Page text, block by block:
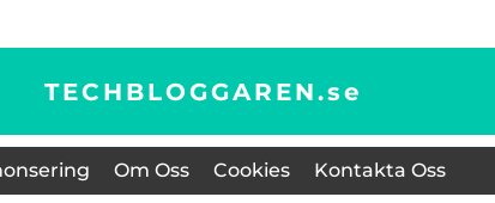
TECHBLOGGAREN.se
Om Oss Cookies Kontakta Oss